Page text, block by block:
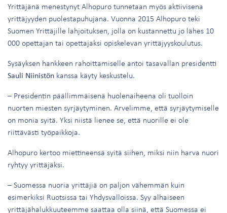
Yrittäjänä menestynyt Alhopuro tunnetaan myös aktiivisena
yrittäjyyden puolestapuhujana. Vuonna 2015 Alhopuro teki
Suomen Yrittäjille lahjoituksen, jolla on kustannettu jo lähes 10
000 opettajan tai opettajaksi opiskelevan yrittäjyyskoulutus.
Sysäyksen hankkeen rahoittamiselle antoi tasavallan presidentti
Sauli Niinistön kanssa käyty keskustelu.
– Presidentin päällimmäisenä huolenaiheena oli tuolloin
nuorten miesten syrjäytyminen. Arvelimme, että syrjäytymiselle
on monia syitä. Yksi niistä lienee se, että nuorille ei ole
riittävästi työpaikkoja.
Alhopuro kertoo miettineensä syitä siihen, miksi niin harva nuori
ryhtyy yrittäjäksi.
– Suomessa nuoria yrittäjiä on paljon vähemmän kuin
esimerkiksi Ruotsissa tai Yhdysvalloissa. Syy alhaiseen
yrittäjähalukkuuteemme saattaa olla siinä, että Suomessa ei